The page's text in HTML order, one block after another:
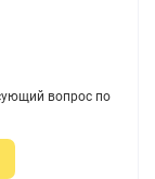
вопрос по